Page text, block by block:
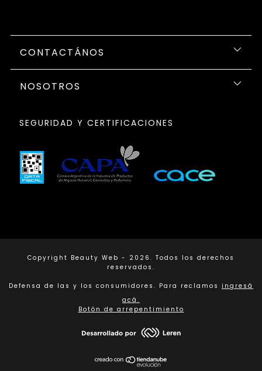
CONTACTÁNOS
NOSOTROS
SEGURIDAD Y CERTIFICACIONES
Copyright Beauty Web - 2026. Todos los derechos
reservados.
Defensa de las y los consumidores. Para reclamos ingresá
acá.
Botón de arrepentimiento